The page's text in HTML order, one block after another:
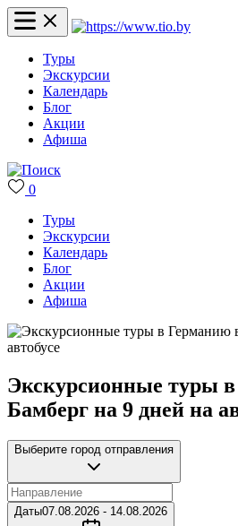
Туры
Экскурсии
Календарь
Блог
Акции
Афиша
0
Туры
Экскурсии
Календарь
Блог
Акции
Афиша
Экскурсионные туры
Бамберг на 9 дней на
Выберите город отправления
Даты07.08.2026 - 14.08.2026